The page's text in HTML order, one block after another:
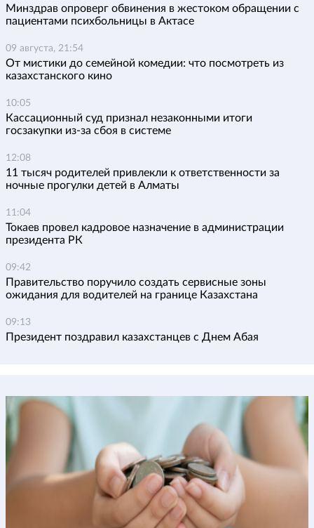
Минздрав опроверг обвинения в жестоком обращении с
пациентами психбольницы в Актасе
09 августа, 21:54
От мистики до семейной комедии: что посмотреть из
казахстанского кино
10:05
Кассационный суд признал незаконными итоги
госзакупки из-за сбоя в системе
12:08
11 тысяч родителей привлекли к ответственности за
ночные прогулки детей в Алматы
11:04
Токаев провел кадровое назначение в администрации
президента РК
09:42
Правительство поручило создать сервисные зоны
ожидания для водителей на границе Казахстана
09:13
Президент поздравил казахстанцев с Днем Абая